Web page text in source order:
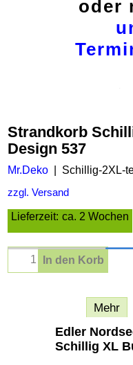
oder
Strandkorb
Design 537
Mr.Deko Schillig-2XL-
zzgl. Versand
Lieferzeit: ca. 2 Wochen
In den Korb
Mehr
Edler
Schillig XL